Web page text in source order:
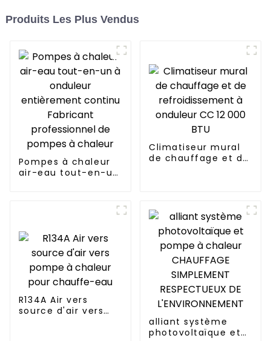
Produits Les Plus Vendus
Pompes à chaleur
air-eau tout-en-un
Climatiseur mural
de chauffage et de
R134A Air vers
source d'air vers
alliant système
photovoltaïque et